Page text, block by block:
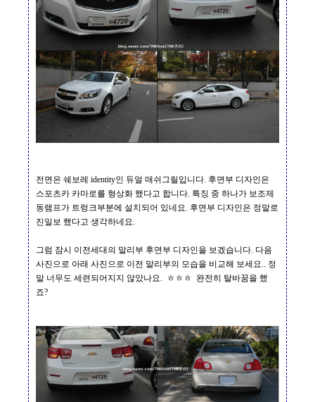
전면은 쉐보레 identity인 듀얼 매쉬그릴입니다 후면부 디자인은
스포츠카 카마로를 형상화 했다고 합니다 특징 중 하나가 보조제
동램프가 트렁크부분에 설치되어 있네요
후면부 디자인은 정말로
진일보 했다고 생각하네요
그럼 잠시 이전세대의 말리부 후면부 디자인을 보겠습니다 다음
사진으로 아래 사진으로 이전 말리부의 모습을 비교해 보세요
정
말 너무도 세련되어지지 않았나요
ㅎㅎㅎ
완전히 탈바꿈을 했
죠?